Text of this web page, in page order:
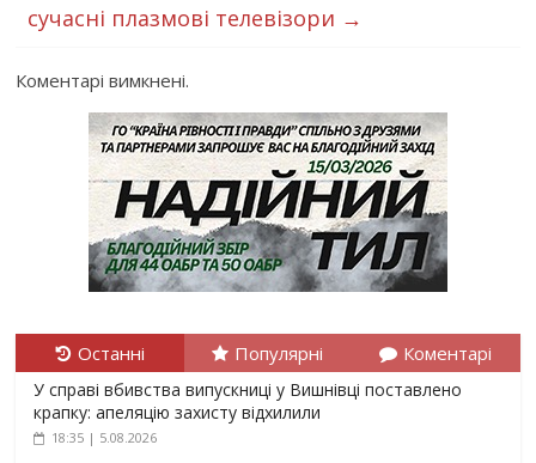
сучасні плазмові телевізори →
Коментарі вимкнені.
Останні Популярні Коментарі
У справі вбивства випускниці у Вишнівці поставлено
крапку: апеляцію захисту відхилили
18:35 | 5.08.2026